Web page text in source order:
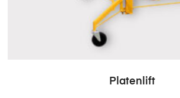
Platenlift